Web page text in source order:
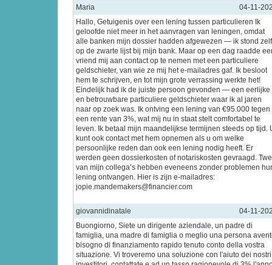
Maria
04-11-
Hallo, Getuigenis over een lening tussen particulieren Ik
geloofde niet meer in het aanvragen van leningen, omdat
alle banken mijn dossier hadden afgewezen — ik stond
op de zwarte lijst bij mijn bank. Maar op een dag raadde
vriend mij aan contact op te nemen met een particuliere
geldschieter, van wie ze mij het e-mailadres gaf. Ik besloot
hem te schrijven, en tot mijn grote verrassing werkte het!
Eindelijk had ik de juiste persoon gevonden — een eerlijke
en betrouwbare particuliere geldschieter waar ik al jaren
naar op zoek was. Ik ontving een lening van €95.000 tegen
een rente van 3%, wat mij nu in staat stelt comfortabel te
leven. Ik betaal mijn maandelijkse termijnen steeds op tijd.
kunt ook contact met hem opnemen als u om welke
persoonlijke reden dan ook een lening nodig heeft. Er
werden geen dossierkosten of notariskosten gevraagd.
van mijn collega’s hebben eveneens zonder problemen
lening ontvangen. Hier is zijn e-mailadres:
jopie.mandemakers@financier.com
giovannidinatale
04-11-
Buongiorno, Siete un dirigente aziendale, un padre di
famiglia, una madre di famiglia o meglio una persona
bisogno di finanziamento rapido tenuto conto della vostra
situazione. Vi troveremo una soluzione con l'aiuto dei nostri